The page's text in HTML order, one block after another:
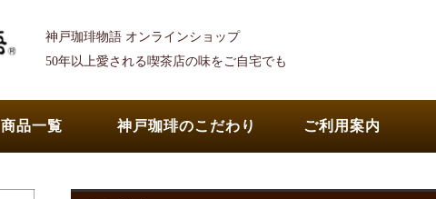
神戸珈琲物語 オンラインショップ
50年以上愛される喫茶店の味をご自宅でも
商品一覧 神戸珈琲のこだわり ご利用案内